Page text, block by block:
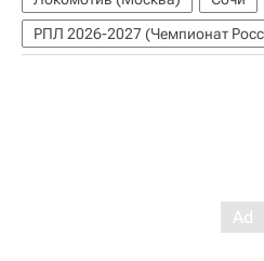
РПЛ 2026-2027 (Чемпионат